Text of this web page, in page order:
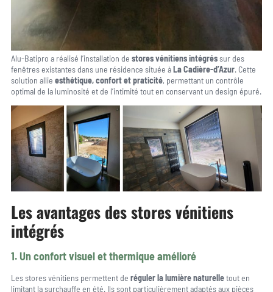
Alu-Batipro a réalisé l’installation de stores vénitiens intégréssur des
fenêtres existantes dans une résidence située àLa Cadière-d’Azur. Cette
solution allie esthétique, confort et praticité, permettant un contrôle
optimal de la luminosité et de l’intimité tout en conservant un design épuré.
Les avantages des stores vénitiens
intégrés
1. Un confort visuel et thermique amélioré
Les stores vénitiens permettent de réguler la lumière naturelletout en
limitant la surchauffe en été. Ils sont particulièrement adaptés aux pièces